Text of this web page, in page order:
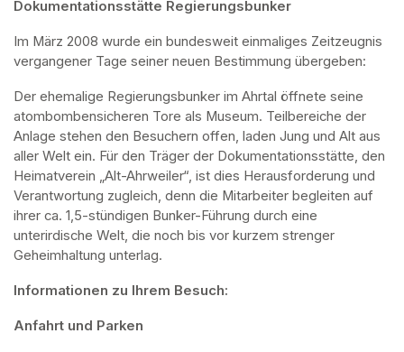
Dokumentationsstätte Regierungsbunker
Im März 2008 wurde ein bundesweit einmaliges Zeitzeugnis
vergangener Tage seiner neuen Bestimmung übergeben:
Der ehemalige Regierungsbunker im Ahrtal öffnete seine
atombombensicheren Tore als Museum. Teilbereiche der
Anlage stehen den Besuchern offen, laden Jung und Alt aus
aller Welt ein. Für den Träger der Dokumentationsstätte, den
Heimatverein „Alt-Ahrweiler“, ist dies Herausforderung und
Verantwortung zugleich, denn die Mitarbeiter begleiten auf
ihrer ca. 1,5-stündigen Bunker-Führung durch eine
unterirdische Welt, die noch bis vor kurzem strenger
Geheimhaltung unterlag.
Informationen zu Ihrem Besuch:
Anfahrt und Parken